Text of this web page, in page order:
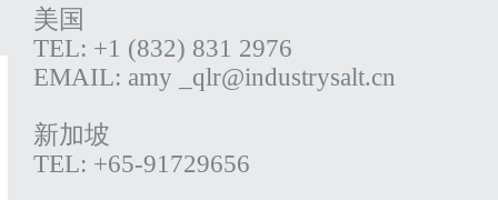
美国
TEL: +1 (832) 831 2976
EMAIL: amy _qlr@industrysalt.cn
新加坡
TEL: +65-91729656